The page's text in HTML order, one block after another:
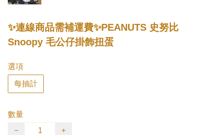
✨連線商品需補運費✨PEANUTS 史努比
Snoopy 毛公仔掛飾扭蛋
選項
每抽計
數量
−
+